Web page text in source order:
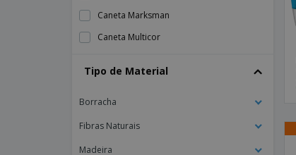
Caneta Marksman
Caneta Multicor
Caneta Stylus Deluxe
Caneta Stylus em alumínio NEGRITO
Caneta Tinta Permanente Parker™
Tipo de Material
Borracha
Fibras Naturais
Madeira